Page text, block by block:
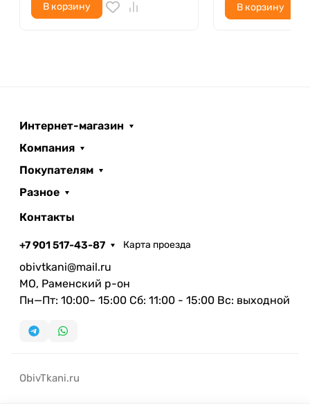
В корзину В корзину
Интернет-магазин
Компания
Покупателям
Разное
Контакты
+7 901 517-43-87 Карта проезда
obivtkani@mail.ru
МО, Раменский р-он
Пн—Пт: 10:00– 15:00 Сб: 11:00 - 15:00 Вс: выходной
ObivTkani.ru